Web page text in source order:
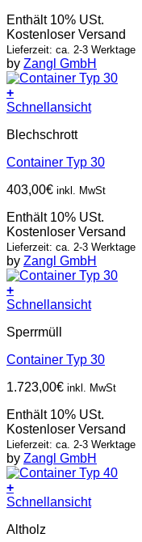
Enthält 10% USt.
Kostenloser Versand
Lieferzeit: ca. 2-3 Werktage
by Zangl GmbH
+
Schnellansicht
Blechschrott
Container Typ 30
403,00€ inkl. MwSt
Enthält 10% USt.
Kostenloser Versand
Lieferzeit: ca. 2-3 Werktage
by Zangl GmbH
+
Schnellansicht
Sperrmüll
Container Typ 30
1.723,00€ inkl. MwSt
Enthält 10% USt.
Kostenloser Versand
Lieferzeit: ca. 2-3 Werktage
by Zangl GmbH
+
Schnellansicht
Altholz